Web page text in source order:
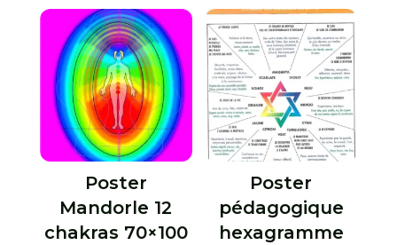
Poster
Mandorle 12
chakras 70×100
Poster
pédagogique
hexagramme